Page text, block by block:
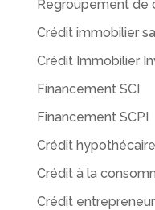
Regroupement de
Crédit immobilier
Crédit Immobilier
Financement SCI
Financement SCPI
Crédit
Crédit à la
Crédit entrepreneur